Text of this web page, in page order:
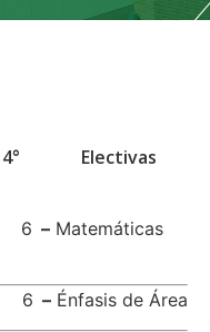
4° Electivas
6 – Matemáticas
6 – Énfasis de Área